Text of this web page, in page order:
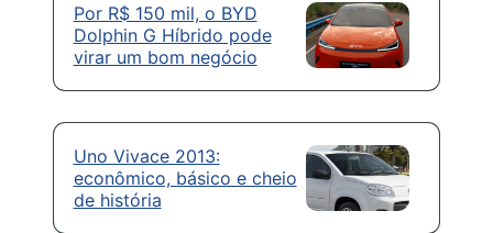
Por R$ 150 mil, o BYD
Dolphin G Híbrido pode
virar um bom negócio
Uno Vivace 2013:
econômico, básico e cheio
de história